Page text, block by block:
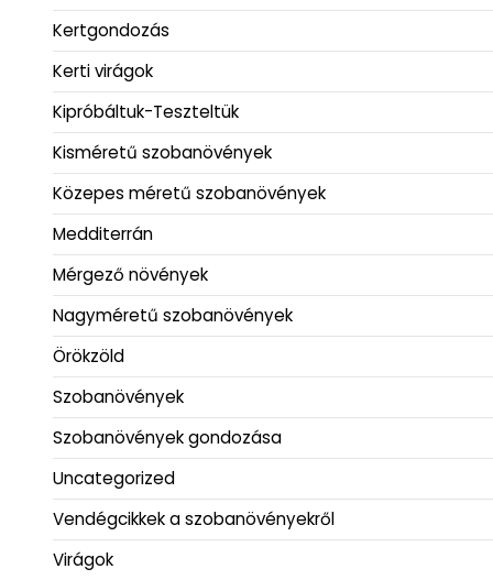
Kertgondozás
Kerti virágok
Kipróbáltuk-Teszteltük
Kisméretű szobanövények
Közepes méretű szobanövények
Medditerrán
Mérgező növények
Nagyméretű szobanövények
Örökzöld
Szobanövények
Szobanövények gondozása
Uncategorized
Vendégcikkek a szobanövényekről
Virágok